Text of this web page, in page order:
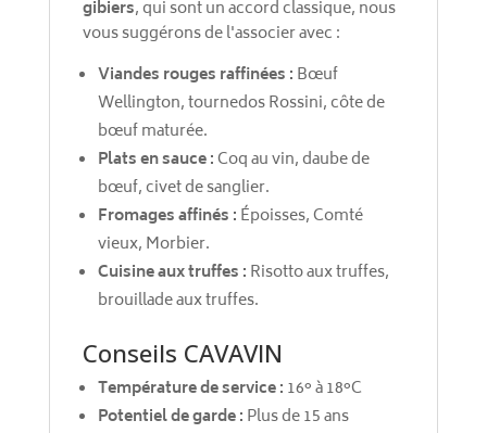
gibiers, qui sont un accord classique, nous
vous suggérons de l'associer avec :
Viandes rouges raffinées : Bœuf
Wellington, tournedos Rossini, côte de
bœuf maturée.
Plats en sauce :Coq au vin, daube de
bœuf, civet de sanglier.
Fromages affinés : Époisses, Comté
vieux, Morbier.
Cuisine aux truffes : Risotto aux truffes,
brouillade aux truffes.
Conseils CAVAVIN
Température de service : 16° à 18°C
Potentiel de garde : Plus de 15 ans